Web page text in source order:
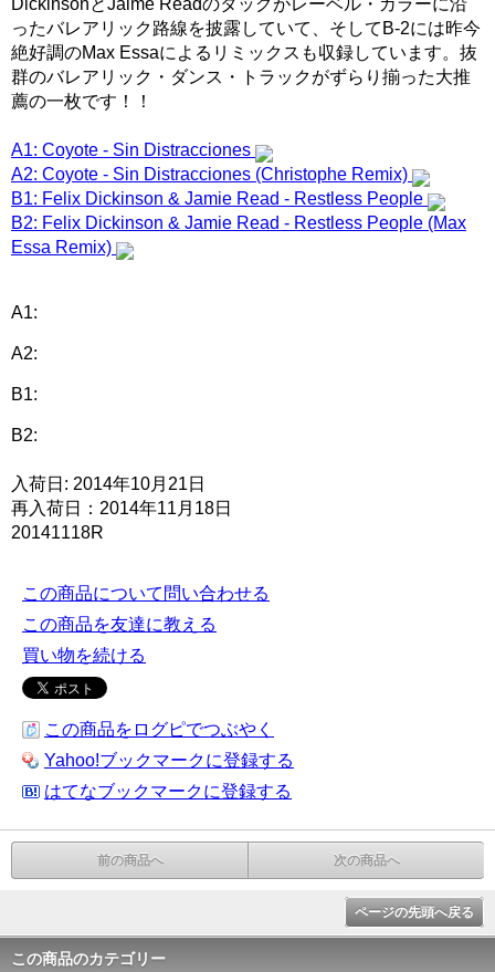
ったバレアリック路線を披露していて、そしてB-2には昨今
絶好調のMax Essaによるリミックスも収録しています。抜
群のバレアリック・ダンス・トラックがずらり揃った大推
薦の一枚です！！
A1: Coyote - Sin Distracciones
A2: Coyote - Sin Distracciones (Christophe Remix)
B1: Felix Dickinson & Jamie Read - Restless People
B2: Felix Dickinson & Jamie Read - Restless People (Max
Essa Remix)
A1:
A2:
B1:
B2:
入荷日: 2014年10月21日
再入荷日：2014年11月18日
20141118R
この商品について問い合わせる
この商品を友達に教える
買い物を続ける
この商品をログピでつぶやく
Yahoo!ブックマークに登録する
はてなブックマークに登録する
前の商品へ 次の商品へ
ページの先頭へ戻る
この商品のカテゴリー